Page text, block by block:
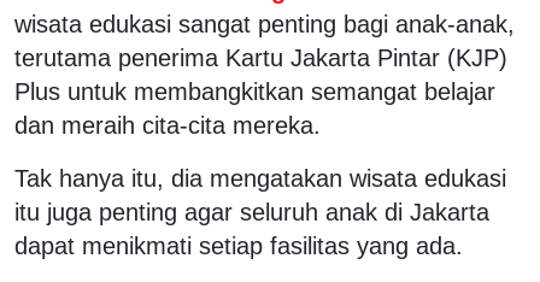
wisata edukasi sangat penting bagi anak-anak,
terutama penerima Kartu Jakarta Pintar (KJP)
Plus untuk membangkitkan semangat belajar
dan meraih cita-cita mereka.
Tak hanya itu, dia mengatakan wisata edukasi
itu juga penting agar seluruh anak di Jakarta
dapat menikmati setiap fasilitas yang ada.